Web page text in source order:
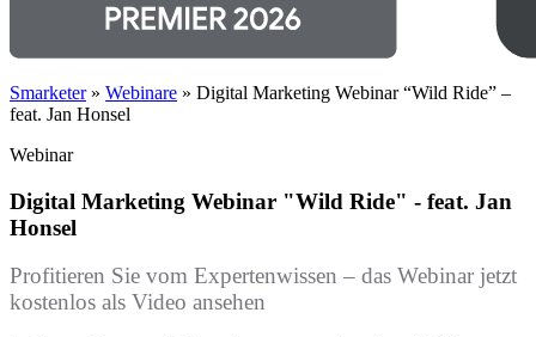
Smarketer» Webinare » Digital Marketing Webinar “Wild Ride” –
feat. Jan Honsel
Webinar
Digital Marketing Webinar "Wild Ride" - feat. Jan
Honsel
Profitieren Sie vom Expertenwissen – das Webinar jetzt
kostenlos als Video ansehen